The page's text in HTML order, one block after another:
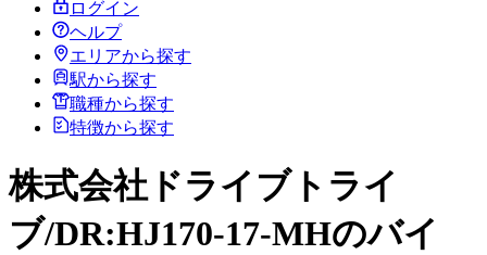
ログイン
ヘルプ
エリアから探す
駅から探す
職種から探す
特徴から探す
株式会社ドライブトライ
ブ/DR:HJ170-17-MHのバイ